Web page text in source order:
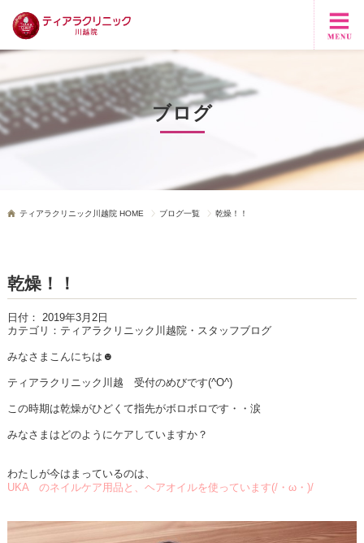
ブログ
ティアラクリニック川越院 HOME ブログ一覧 乾燥！！
乾燥！！
日付： 2019年3月2日
カテゴリ： ティアラクリニック川越院・スタッフブログ
みなさまこんにちは☻
ティアラクリニック川越 受付のめびです(^O^)
この時期は乾燥がひどくて指先がボロボロです・・涙
みなさまはどのようにケアしていますか？
わたしが今はまっているのは、
UKA のネイルケア用品と、ヘアオイルを使っています(/・ω・)/